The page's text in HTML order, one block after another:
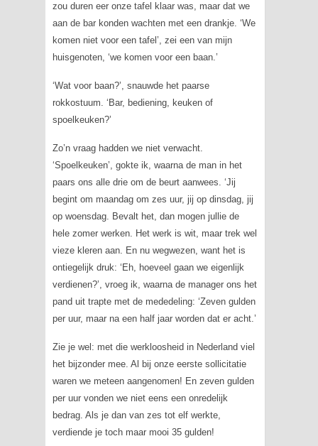
zou duren eer onze tafel klaar was, maar dat we
aan de bar konden wachten met een drankje. ‘We
komen niet voor een tafel’, zei een van mijn
huisgenoten, ‘we komen voor een baan.’
‘Wat voor baan?’, snauwde het paarse
rokkostuum. ‘Bar, bediening, keuken of
spoelkeuken?’
Zo’n vraag hadden we niet verwacht.
‘Spoelkeuken’, gokte ik, waarna de man in het
paars ons alle drie om de beurt aanwees. ‘Jij
begint om maandag om zes uur, jij op dinsdag, jij
op woensdag. Bevalt het, dan mogen jullie de
hele zomer werken. Het werk is wit, maar trek wel
vieze kleren aan. En nu wegwezen, want het is
ontiegelijk druk: ‘Eh, hoeveel gaan we eigenlijk
verdienen?’, vroeg ik, waarna de manager ons het
pand uit trapte met de mededeling: ‘Zeven gulden
per uur, maar na een half jaar worden dat er acht.’
Zie je wel: met die werkloosheid in Nederland viel
het bijzonder mee. Al bij onze eerste sollicitatie
waren we meteen aangenomen! En zeven gulden
per uur vonden we niet eens een onredelijk
bedrag. Als je dan van zes tot elf werkte,
verdiende je toch maar mooi 35 gulden!